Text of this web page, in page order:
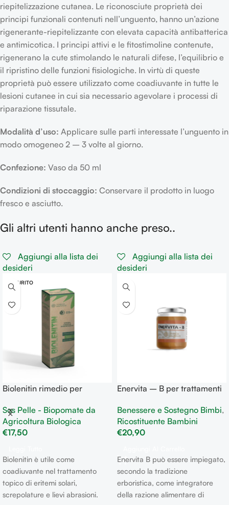
riepitelizzazione cutanea. Le riconosciute proprietà dei
principi funzionali contenuti nell’unguento, hanno un’azione
rigenerante-riepitelizzante con elevata capacità antibatterica
e antimicotica. I principi attivi e le fitostimoline contenute,
rigenerano la cute stimolando le naturali difese, l’equilibrio e
il ripristino delle funzioni fisiologiche. In virtù di queste
proprietà può essere utilizzato come coadiuvante in tutte le
lesioni cutanee in cui sia necessario agevolare i processi di
riparazione tissutale.
Modalità d’uso: Applicare sulle parti interessate l’unguento in
modo omogeneo 2 – 3 volte al giorno.
Confezione: Vaso da 50 ml
Condizioni di stoccaggio: Conservare il prodotto in luogo
fresco e asciutto.
Gli altri utenti hanno anche preso..
Aggiungi alla lista dei
desideri
ESAURITO
Biolenitin rimedio per
Sos Pelle - Biopomate da
Agricoltura Biologica
€17,50
Biolenitin è utile come
coadiuvante nel trattamento
topico di eritemi solari,
screpolature e lievi abrasioni.
Aggiungi alla lista dei
desideri
Enervita – B per trattamenti
antibiotici, Recupero peso e
Ripristino del normale
appetito
Benessere e Sostegno Bimbi,
Ricostituente Bambini
€20,90
Enervita B può essere impiegato,
secondo la tradizione
erboristica, come integratore
della razione alimentare di